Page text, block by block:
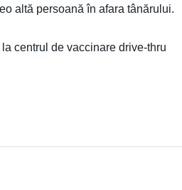
altă persoană în afara tânărului.
centrul de vaccinare drive-thru